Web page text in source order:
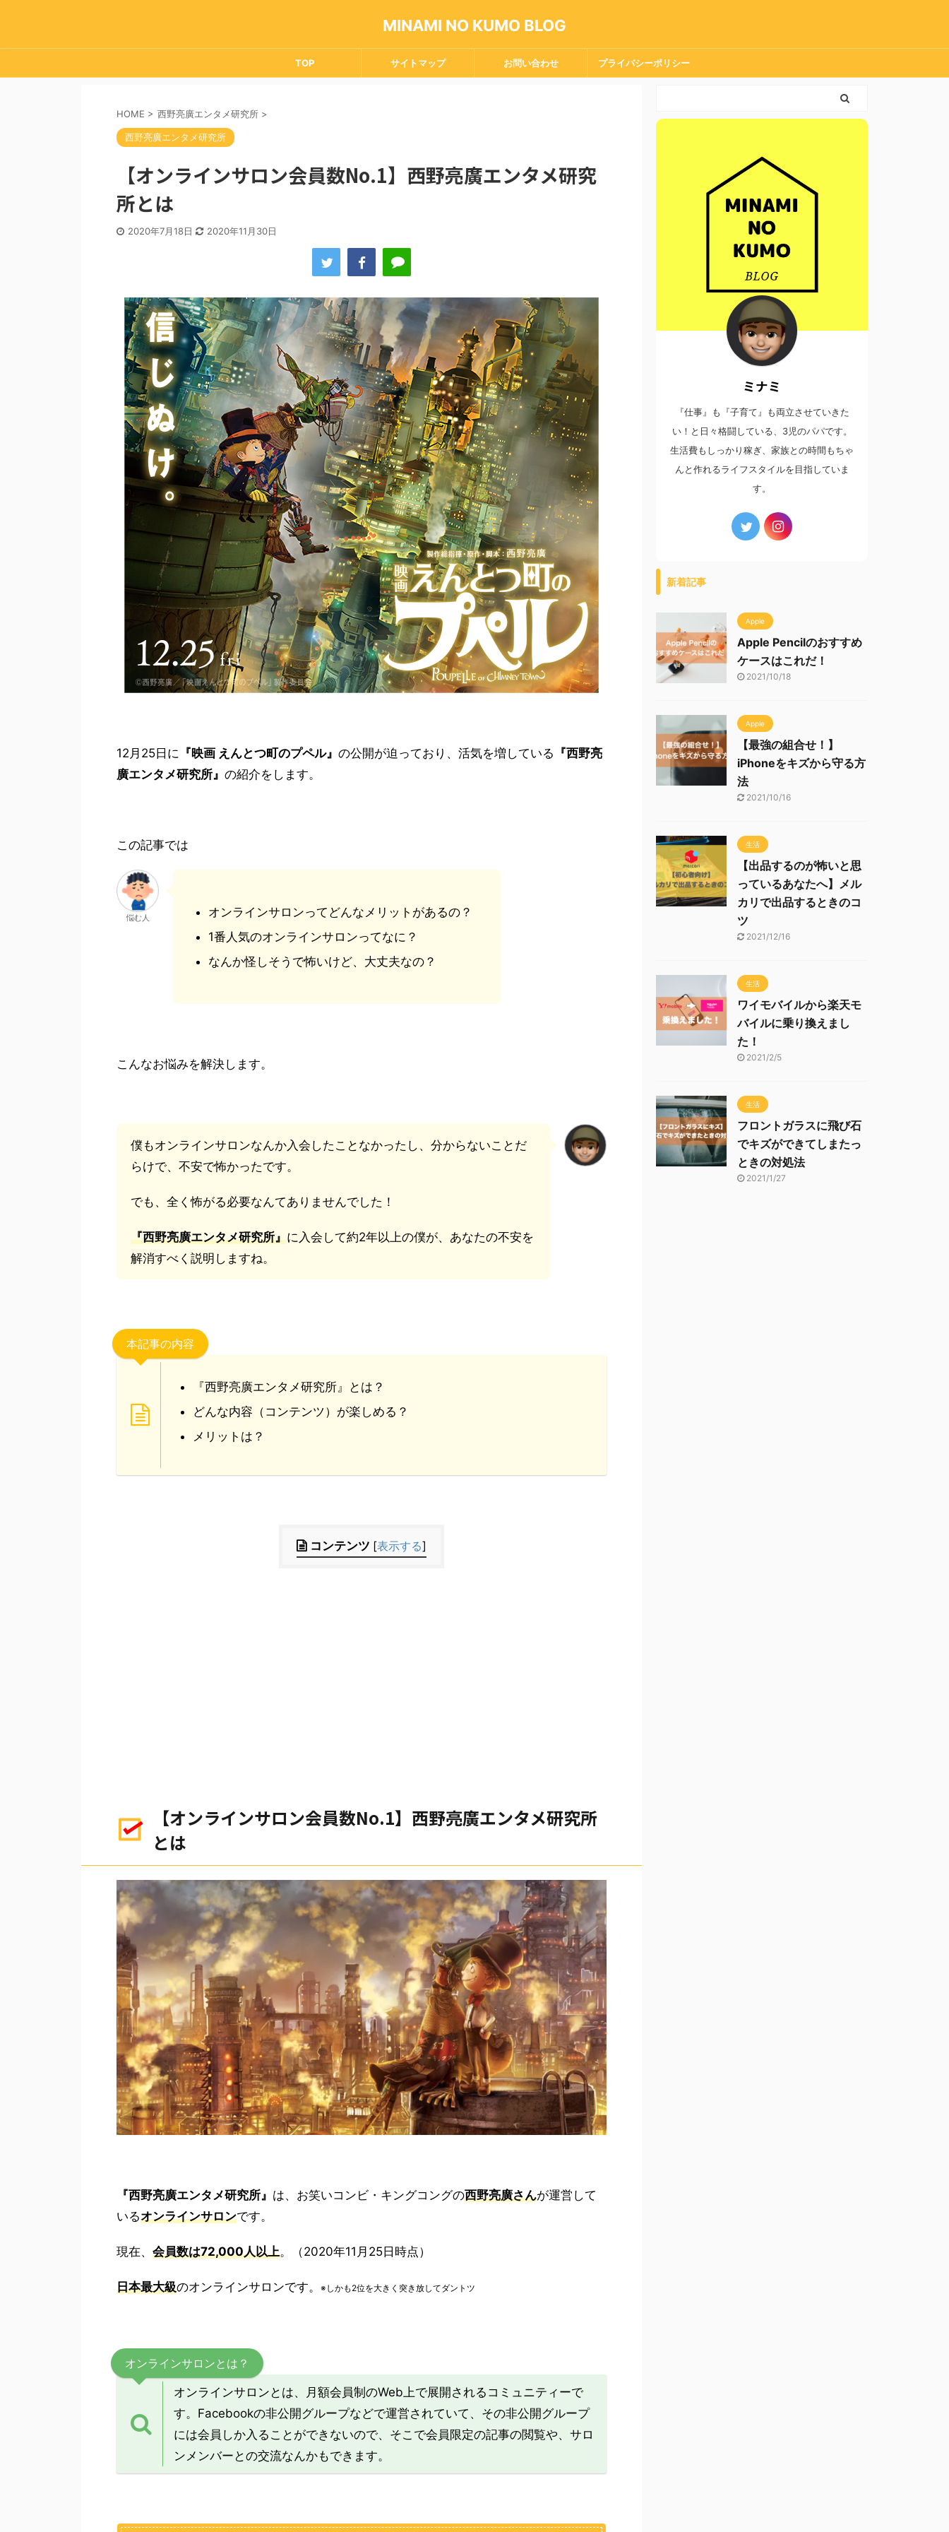
MINAMI NO KUMO BLOG
TOP サイトマップ お問い合わせ プライバシーポリシー
HOME > 西野亮廣エンタメ研究所 >
西野亮廣エンタメ研究所
【オンラインサロン会員数No.1】西野亮廣エンタメ研究
所とは
2020年7月18日 2020年11月30日
12月25日に 『映画 えんとつ町のプペル』 の公開が迫っており、活気を増している 『西野亮
廣エンタメ研究所』 の紹介をします。
この記事では
悩む人
オンラインサロンってどんなメリットがあるの？
1番人気のオンラインサロンってなに？
なんか怪しそうで怖いけど、大丈夫なの？
こんなお悩みを解決します。
僕もオンラインサロンなんか入会したことなかったし、分からないことだ
らけで、不安で怖かったです。
でも、全く怖がる必要なんてありませんでした！
『西野亮廣エンタメ研究所』に入会して約2年以上の僕が、あなたの不安を
解消すべく説明しますね。
本記事の内容
『西野亮廣エンタメ研究所』とは？
どんな内容（コンテンツ）が楽しめる？
メリットは？
コンテンツ [表示する]
【オンラインサロン会員数No.1】西野亮廣エンタメ研究所
とは
『西野亮廣エンタメ研究所』 は、お笑いコンビ・キングコングの西野亮廣さんが運営して
いるオンラインサロンです。
現在、 会員数は72,000人以上。（2020年11月25日時点）
日本最大級のオンラインサロンです。 ※しかも2位を大きく突き放してダントツ
オンラインサロンとは？
オンラインサロンとは、月額会員制のWeb上で展開されるコミュニティーで
す。Facebookの非公開グループなどで運営されていて、その非公開グループ
には会員しか入ることができないので、そこで会員限定の記事の閲覧や、サロ
ンメンバーとの交流なんかもできます。
ミナミ
『仕事』も『子育て』も両立させていきた
い！と日々格闘している、3児のパパです。
生活費もしっかり稼ぎ、家族との時間もちゃ
んと作れるライフスタイルを目指していま
す。
新着記事
Apple
Apple Pencilのおすすめ
ケースはこれだ！
2021/10/18
Apple
【最強の組合せ！】
iPhoneをキズから守る方
法
2021/10/16
生活
【出品するのが怖いと思
っているあなたへ】メル
カリで出品するときのコ
ツ
2021/12/16
生活
ワイモバイルから楽天モ
バイルに乗り換えまし
た！
2021/2/5
生活
フロントガラスに飛び石
でキズができてしまたっ
ときの対処法
2021/1/27